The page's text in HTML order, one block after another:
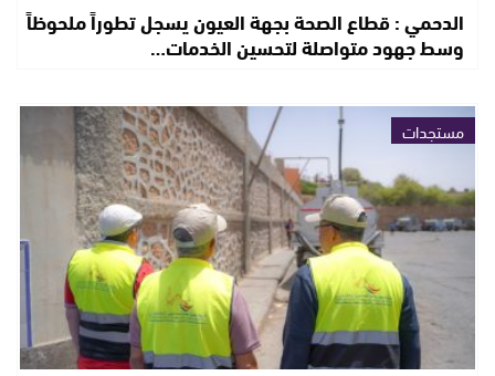
الدحمي : قطاع الصحة بجهة العيون يسجل تطوراً ملحوظاً
وسط جهود متواصلة لتحسين الخدمات…
مستجدات